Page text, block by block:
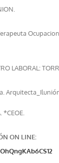
LABORAL:
*CEOE.
ON LINE: